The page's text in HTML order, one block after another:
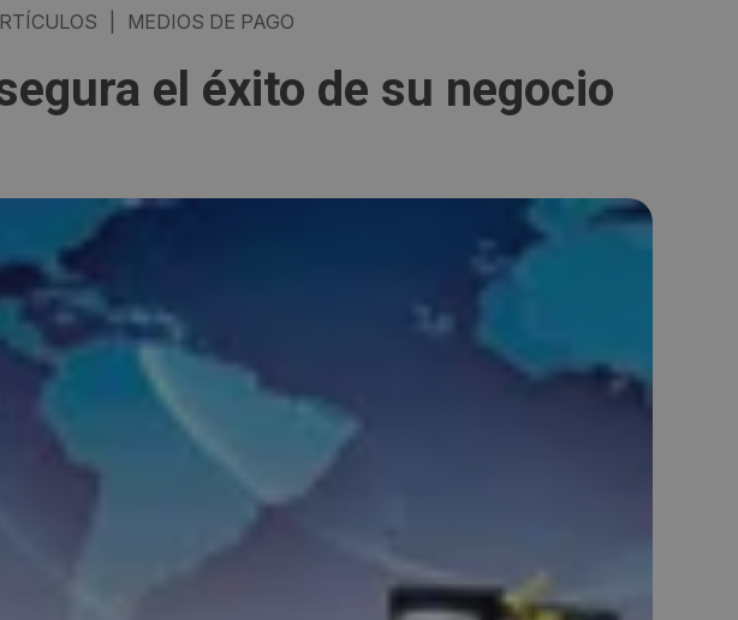
MEDIOS DE PAGO
el éxito de su negocio